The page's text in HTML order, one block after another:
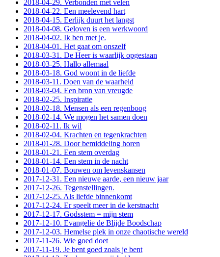
2018-04-29. Verbonden met velen
2018-04-22. Een meelevend hart
2018-04-15. Eerlijk duurt het langst
2018-04-08. Geloven is een werkwoord
2018-04-02. Ik ben met je.
2018-04-01. Het gaat om onszelf
2018-03-31. De Heer is waarlijk opgestaan
2018-03-25. Hallo allemaal
2018-03-18. God woont in de liefde
2018-03-11. Doen van de waarheid
2018-03-04. Een bron van vreugde
2018-02-25. Inspiratie
2018-02-18. Mensen als een regenboog
2018-02-14. We mogen het samen doen
2018-02-11. Ik wil
2018-02-04. Krachten en tegenkrachten
2018-01-28. Door bemiddeling horen
2018-01-21. Een stem overdag
2018-01-14. Een stem in de nacht
2018-01-07. Bouwen om levenskansen
2017-12-31. Een nieuwe aarde, een nieuw jaar
2017-12-26. Tegenstellingen.
2017-12-25. Als liefde binnenkomt
2017-12-24. Er speelt meer in de kerstnacht
2017-12-17. Godsstem = mijn stem
2017-12-10. Evangelie de Blijde Boodschap
2017-12-03. Hemelse plek in onze chaotische wereld
2017-11-26. Wie goed doet
2017-11-19. Je bent goed zoals je bent